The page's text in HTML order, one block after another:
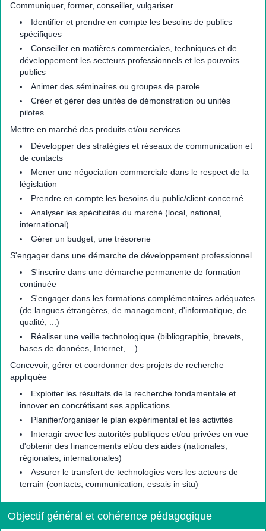
Communiquer, former, conseiller, vulgariser
Identifier et prendre en compte les besoins de publics
spécifiques
Conseiller en matières commerciales, techniques et de
développement les secteurs professionnels et les pouvoirs
publics
Animer des séminaires ou groupes de parole
Créer et gérer des unités de démonstration ou unités
pilotes
Mettre en marché des produits et/ou services
Développer des stratégies et réseaux de communication et
de contacts
Mener une négociation commerciale dans le respect de la
législation
Prendre en compte les besoins du public/client concerné
Analyser les spécificités du marché (local, national,
international)
Gérer un budget, une trésorerie
S'engager dans une démarche de développement professionnel
S'inscrire dans une démarche permanente de formation
continuée
S'engager dans les formations complémentaires adéquates
(de langues étrangères, de management, d'informatique, de
qualité, ...)
Réaliser une veille technologique (bibliographie, brevets,
bases de données, Internet, ...)
Concevoir, gérer et coordonner des projets de recherche
appliquée
Exploiter les résultats de la recherche fondamentale et
innover en concrétisant ses applications
Planifier/organiser le plan expérimental et les activités
Interagir avec les autorités publiques et/ou privées en vue
d'obtenir des financements et/ou des aides (nationales,
régionales, internationales)
Assurer le transfert de technologies vers les acteurs de
terrain (contacts, communication, essais in situ)
Objectif général et cohérence pédagogique